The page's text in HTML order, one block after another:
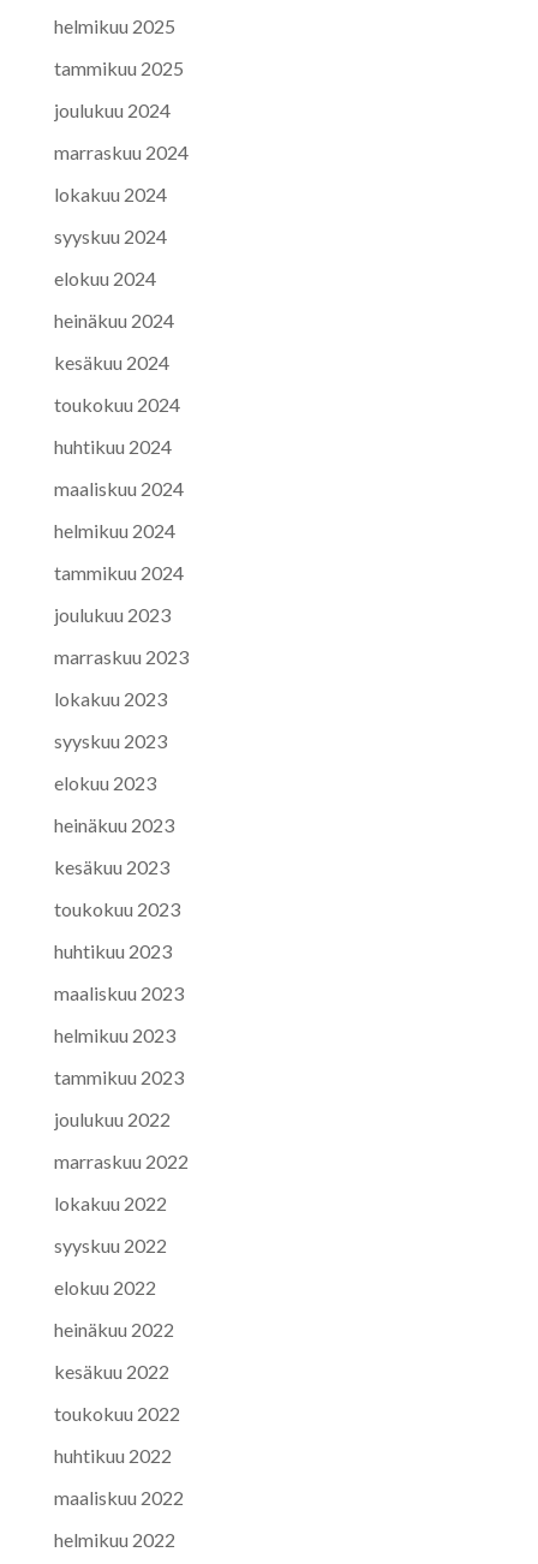
helmikuu 2025
tammikuu 2025
joulukuu 2024
marraskuu 2024
lokakuu 2024
syyskuu 2024
elokuu 2024
heinäkuu 2024
kesäkuu 2024
toukokuu 2024
huhtikuu 2024
maaliskuu 2024
helmikuu 2024
tammikuu 2024
joulukuu 2023
marraskuu 2023
lokakuu 2023
syyskuu 2023
elokuu 2023
heinäkuu 2023
kesäkuu 2023
toukokuu 2023
huhtikuu 2023
maaliskuu 2023
helmikuu 2023
tammikuu 2023
joulukuu 2022
marraskuu 2022
lokakuu 2022
syyskuu 2022
elokuu 2022
heinäkuu 2022
kesäkuu 2022
toukokuu 2022
huhtikuu 2022
maaliskuu 2022
helmikuu 2022